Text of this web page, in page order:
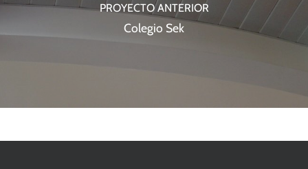
PROYECTO ANTERIOR
Colegio Sek